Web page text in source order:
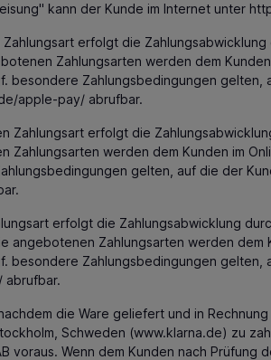
kann der Kunde im Internet unter
erfolgt die
Zahlungsarten werden dem
besondere Zahlungsbedingungen
/apple-pay/ abrufbar.
Zahlungsart erfolgt die
werden dem Kunden im
gelten, auf die der
erfolgt die Zahlungsabwicklung
angebotenen Zahlungsarten werden
besondere Zahlungsbedingungen
/ abrufbar.
die Ware geliefert und in
Schweden (www.klarna.de) zu
voraus. Wenn dem Kunden nach